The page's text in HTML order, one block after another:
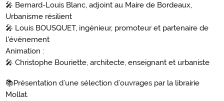
🎤 Bernard-Louis Blanc, adjoint au Maire de Bordeaux,
Urbanisme résilient
🎤 Louis BOUSQUET, ingénieur, promoteur et partenaire de
l'événement
Animation :
🎤 Christophe Bouriette, architecte, enseignant et urbaniste
📚Présentation d’une sélection d’ouvrages par la librairie
Mollat.